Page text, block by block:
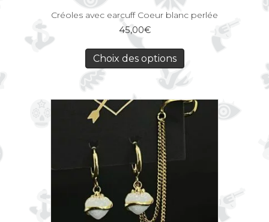
Créoles avec earcuff Coeur blanc perlée
45,00€
Choix des options